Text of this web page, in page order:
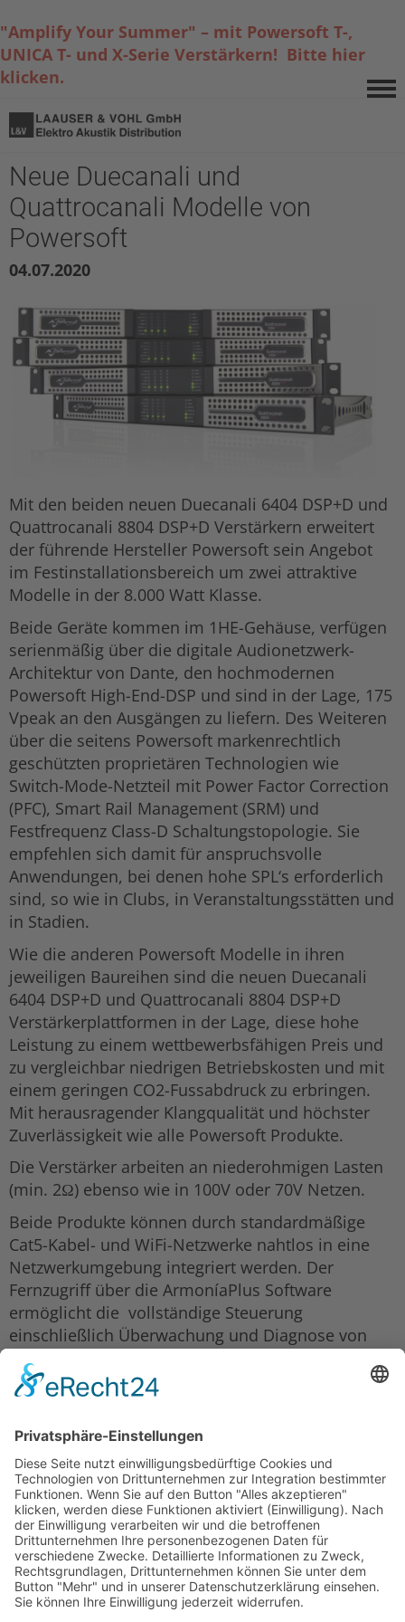
"Amplify Your Summer" – mit Powersoft T-,
UNICA T- und X-Serie Verstärkern! Bitte hier
klicken.
Neue Duecanali und
Quattrocanali Modelle von
Powersoft
04.07.2020
Mit den beiden neuen Duecanali 6404 DSP+D und
Quattrocanali 8804 DSP+D Verstärkern erweitert
der führende Hersteller Powersoft sein Angebot
im Festinstallationsbereich um zwei attraktive
Modelle in der 8.000 Watt Klasse.
Beide Geräte kommen im 1HE-Gehäuse, verfügen
serienmäßig über die digitale Audionetzwerk-
Architektur von Dante, den hochmodernen
Powersoft High-End-DSP und sind in der Lage, 175
Vpeak an den Ausgängen zu liefern. Des Weiteren
über die seitens Powersoft markenrechtlich
geschützten proprietären Technologien wie
Switch-Mode-Netzteil mit Power Factor Correction
(PFC), Smart Rail Management (SRM) und
Festfrequenz Class-D Schaltungstopologie. Sie
empfehlen sich damit für anspruchsvolle
Anwendungen, bei denen hohe SPL‘s erforderlich
sind, so wie in Clubs, in Veranstaltungsstätten und
in Stadien.
Wie die anderen Powersoft Modelle in ihren
jeweiligen Baureihen sind die neuen Duecanali
6404 DSP+D und Quattrocanali 8804 DSP+D
Verstärkerplattformen in der Lage, diese hohe
Leistung zu einem wettbewerbsfähigen Preis und
zu vergleichbar niedrigen Betriebskosten und mit
einem geringen CO2-Fussabdruck zu erbringen.
Mit herausragender Klangqualität und höchster
Zuverlässigkeit wie alle Powersoft Produkte.
Die Verstärker arbeiten an niederohmigen Lasten
(min. 2Ω) ebenso wie in 100V oder 70V Netzen.
Beide Produkte können durch standardmäßige
Cat5-Kabel- und WiFi-Netzwerke nahtlos in eine
Netzwerkumgebung integriert werden. Der
Fernzugriff über die ArmoníaPlus Software
ermöglicht die vollständige Steuerung
einschließlich Überwachung und Diagnose von
Tablet oder Smartphone. Die vollständig
anpassbare Schnittstelle integriert nahtlos alle
Geräte in einem einfach zu verwaltenden
Bildschirm, so dass alle Anzeigen auf einen Blick
überwacht werden können.
Zurück
Laauser & Vohl GmbH
Ulmer Straße 184
D-70188 Stuttgart